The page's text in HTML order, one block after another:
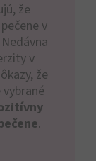
že
v
v
že
.